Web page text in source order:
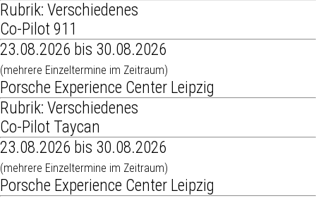
Rubrik: Verschiedenes
Co-Pilot 911
23.08.2026 bis 30.08.2026
(mehrere Einzeltermine im Zeitraum)
Porsche Experience Center Leipzig
Rubrik: Verschiedenes
Co-Pilot Taycan
23.08.2026 bis 30.08.2026
(mehrere Einzeltermine im Zeitraum)
Porsche Experience Center Leipzig